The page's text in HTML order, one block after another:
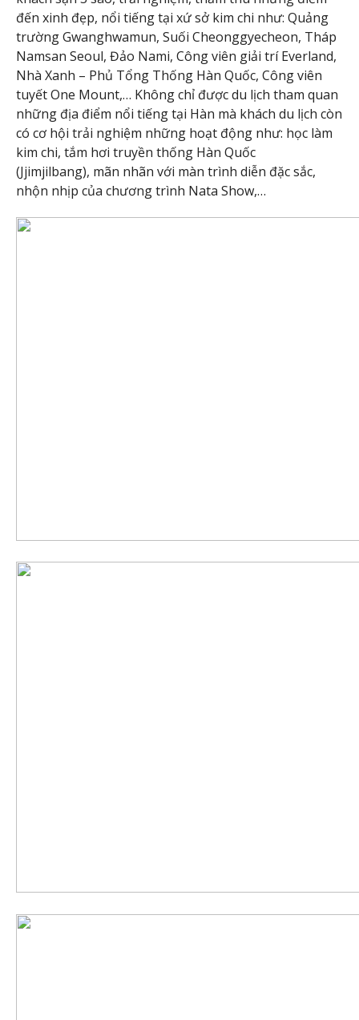
đến xinh đẹp, nổi tiếng tại xứ sở kim chi như: Quảng
trường Gwanghwamun, Suối Cheonggyecheon, Tháp
Namsan Seoul, Đảo Nami, Công viên giải trí Everland,
Nhà Xanh – Phủ Tổng Thống Hàn Quốc, Công viên
tuyết One Mount,… Không chỉ được du lịch tham quan
những địa điểm nổi tiếng tại Hàn mà khách du lịch còn
có cơ hội trải nghiệm những hoạt động như: học làm
kim chi, tắm hơi truyền thống Hàn Quốc
(Jjimjilbang), mãn nhãn với màn trình diễn đặc sắc,
nhộn nhịp của chương trình Nata Show,…